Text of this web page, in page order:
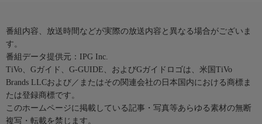
番組内容、放送時間などが実際の放送内容と異なる場合がございま
す。
番組データ提供元：IPG Inc.
TiVo、Gガイド、G-GUIDE、およびGガイドロゴは、米国TiVo
Brands LLCおよび／またはその関連会社の日本国内における商標ま
たは登録商標です。
このホームページに掲載している記事・写真等あらゆる素材の無断
複写・転載を禁じます。